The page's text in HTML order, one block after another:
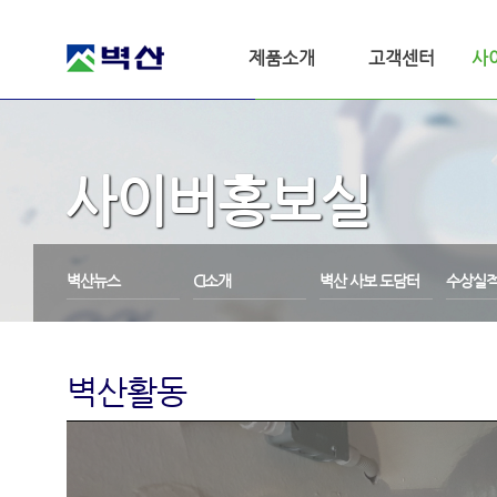
제품소개 고객센터 사
사이버홍보실
벽산뉴스 CI소개 벽산 사보 도담터 수상실
벽산활동